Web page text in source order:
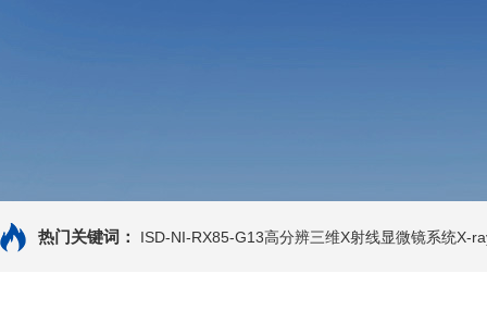
热门关键词： ISD-NI-RX85-G13高分辨三维X射线显微镜系统X-